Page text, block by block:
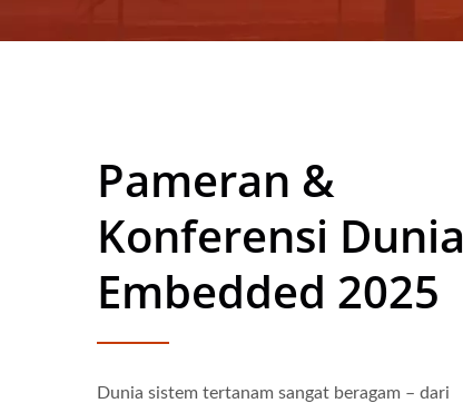
Pameran &
Konferensi Dunia
Embedded 2025
Dunia sistem tertanam sangat beragam – dari